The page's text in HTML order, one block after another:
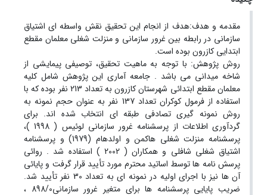
مقدمه و هدف:هدف از انجام این تحقیق نقش واسطه ای اشتیاق
سازمانی در رابطه بین غرور سازمانی و منزلت شغلی معلمان مقطع
ابتدایی کازرون بوده است.
روش پژوهش: با توجه به ماهیت تحقیق، توصیفی پیمایشی از
شاخه میدانی می باشد . جامعه آماری این پژوهش شامل کلیه
معلمان مقطع ابتدائی شهرستان کازرون به تعداد 213 نفر بوده که با
استفاده از فرمول کوکران تعداد 137 نفر به عنوان حجم نمونه به
روش نمونه گیری تصادفی طبقه ای انتخاب شده اند. برای
گردآوری اطلاعات از پرسشنامه غرور سازمانی لوئیس ( 1998 )،
پرسشنامه منزلت شغلی هاکمن و اولدهام (1979) و پرسشنامه
اشتیاق شغلی شافلی و همکاران ( 2002 ) استفاده شد . روائی
پرسش نامه ها توسط اساتید محترم مورد تأیید قرار گرفت و پایائی
آن ها نیز با اجرای اولیه در نمونه ای به تعداد 30 نفر تأیید شد.
ضریب پایایی پرسشنامه ها برای متغیر غرور سازمانی898/0 ،